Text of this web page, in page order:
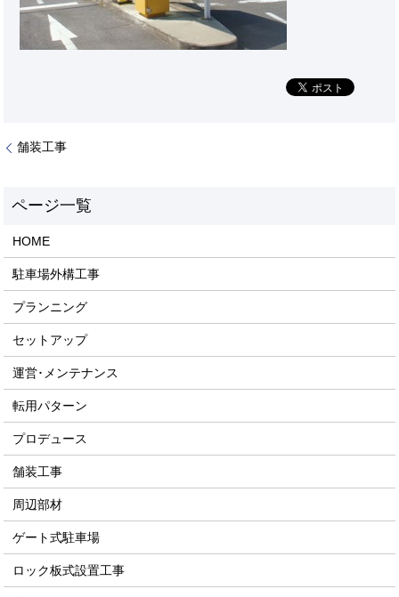
舗装工事
HOME
駐車場外構工事
プランニング
セットアップ
運営･メンテナンス
転用パターン
プロデュース
舗装工事
周辺部材
ゲート式駐車場
ロック板式設置工事